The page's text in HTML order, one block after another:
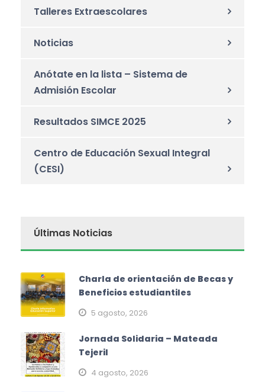
Talleres Extraescolares
Noticias
Anótate en la lista – Sistema de
Admisión Escolar
Resultados SIMCE 2025
Centro de Educación Sexual Integral
(CESI)
Últimas Noticias
Charla de orientación de Becas y
Beneficios estudiantiles
5 agosto, 2026
Jornada Solidaria – Mateada
Tejeril
4 agosto, 2026